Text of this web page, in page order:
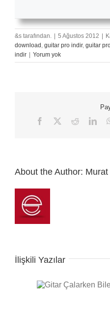
&s tarafından. | 5 Ağustos 2012 |
download guitar pro indir, guitar
indir | Yorum yok
Facebook Reddit
About the Author:
İlişkili Yazılar